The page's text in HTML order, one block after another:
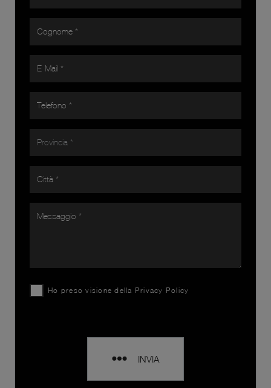
Ho preso visione della Privacy Policy
INVIA